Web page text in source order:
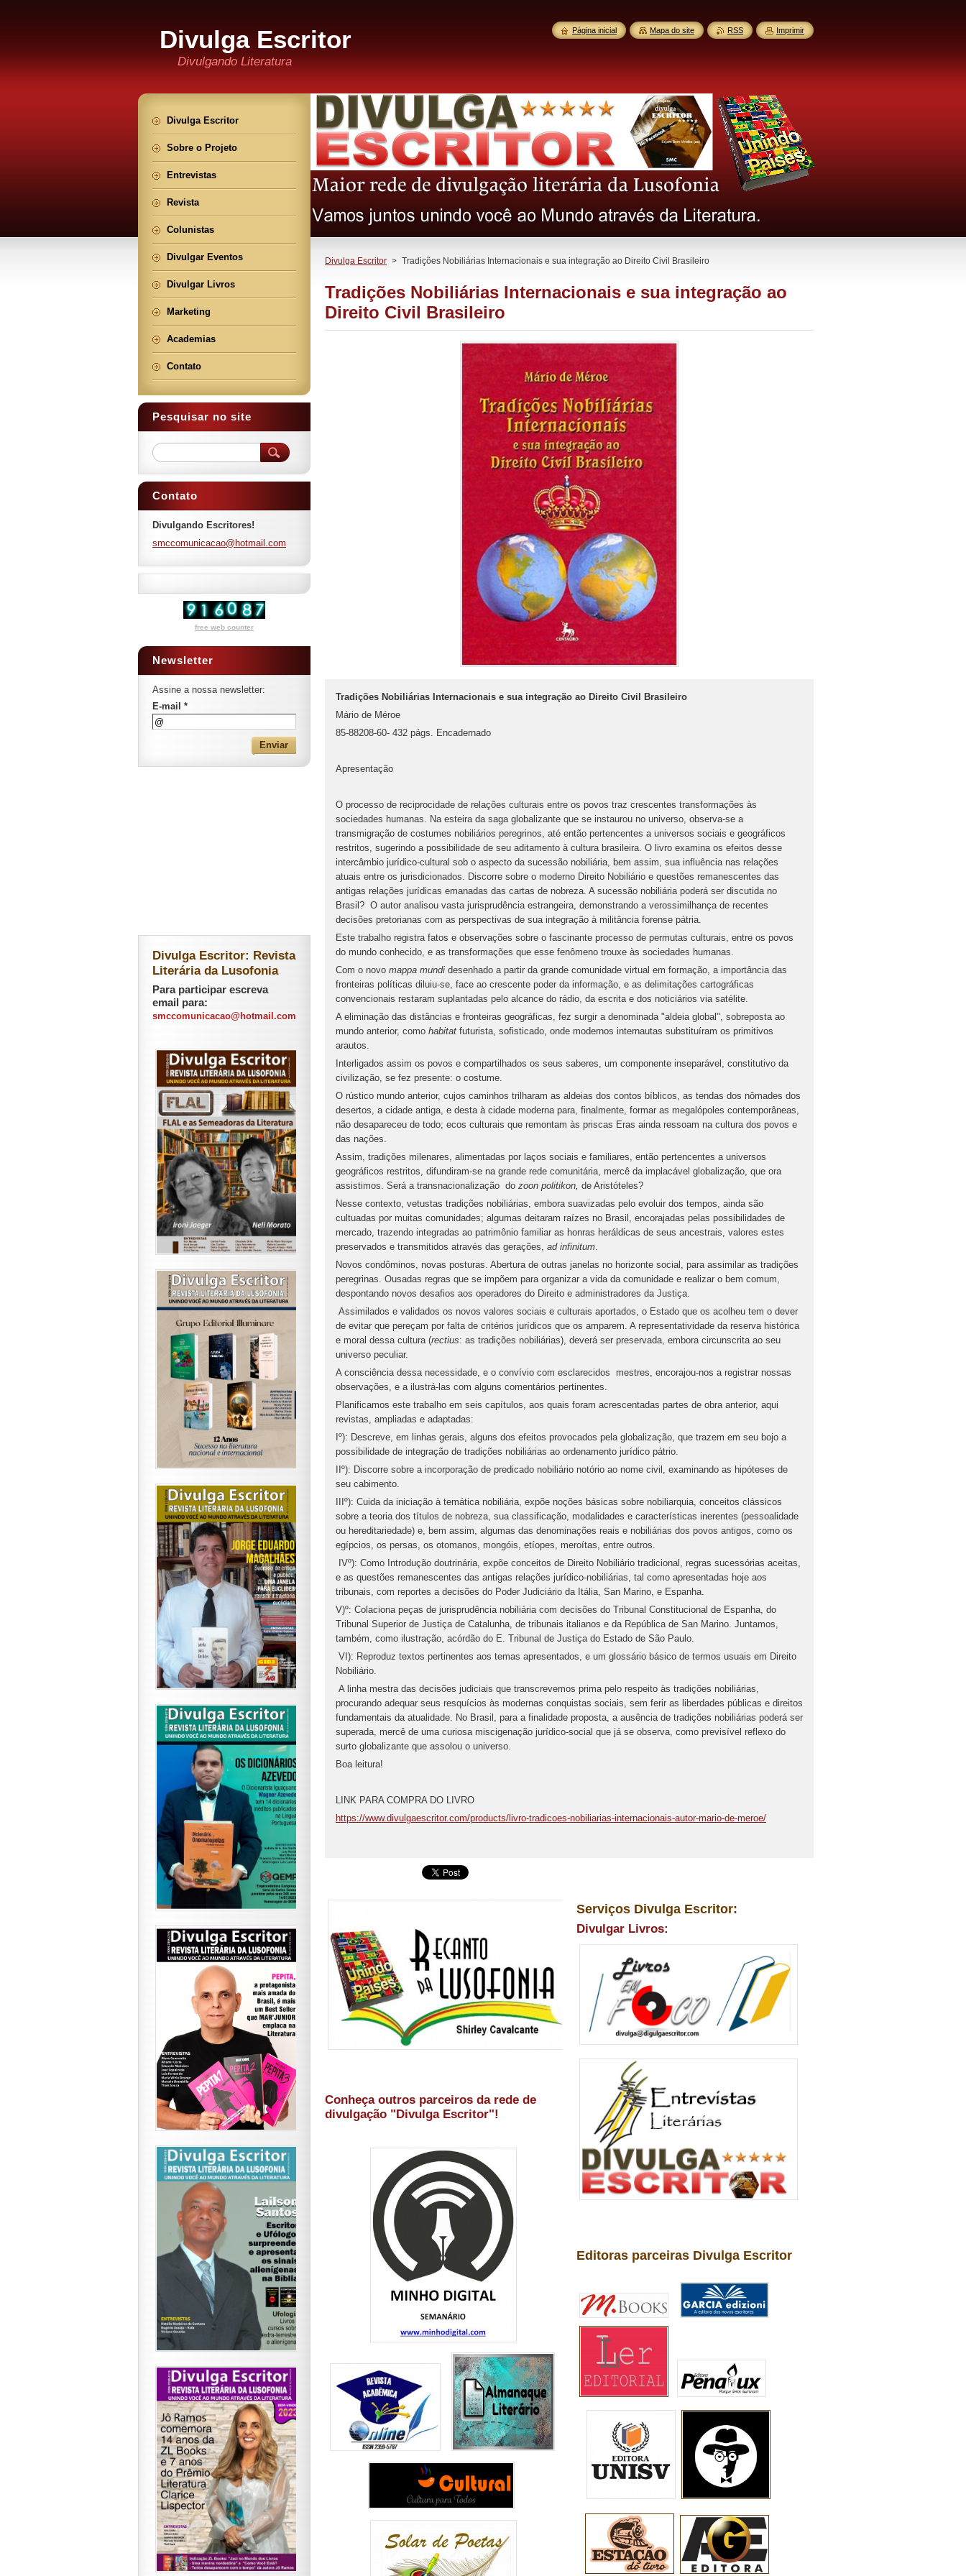
Divulga Escritor
Divulgando Literatura
Divulga Escritor > Tradições Nobiliárias Internacionais e sua integração ao Direito Civil Brasileiro
Tradições Nobiliárias Internacionais e sua integração ao
Direito Civil Brasileiro
Tradições Nobiliárias Internacionais e sua integração ao Direito Civil Brasileiro
Mário de Méroe
85-88208-60- 432 págs. Encadernado
Apresentação
O processo de reciprocidade de relações culturais entre os povos traz crescentes transformações às
sociedades humanas. Na esteira da saga globalizante que se instaurou no universo, observa-se a
transmigração de costumes nobiliários peregrinos, até então pertencentes a universos sociais e geográficos
restritos, sugerindo a possibilidade de seu aditamento à cultura brasileira. O livro examina os efeitos desse
intercâmbio jurídico-cultural sob o aspecto da sucessão nobiliária, bem assim, sua influência nas relações
atuais entre os jurisdicionados. Discorre sobre o moderno Direito Nobiliário e questões remanescentes das
antigas relações jurídicas emanadas das cartas de nobreza. A sucessão nobiliária poderá ser discutida no
Brasil? O autor analisou vasta jurisprudência estrangeira, demonstrando a verossimilhança de recentes
decisões pretorianas com as perspectivas de sua integração à militância forense pátria.
Este trabalho registra fatos e observações sobre o fascinante processo de permutas culturais, entre os povos
do mundo conhecido, e as transformações que esse fenômeno trouxe às sociedades humanas.
Com o novo mappa mundi desenhado a partir da grande comunidade virtual em formação, a importância das
fronteiras políticas diluiu-se, face ao crescente poder da informação, e as delimitações cartográficas
convencionais restaram suplantadas pelo alcance do rádio, da escrita e dos noticiários via satélite.
A eliminação das distâncias e fronteiras geográficas, fez surgir a denominada "aldeia global", sobreposta ao
mundo anterior, como habitat futurista, sofisticado, onde modernos internautas substituíram os primitivos
arautos.
Interligados assim os povos e compartilhados os seus saberes, um componente inseparável, constitutivo da
civilização, se fez presente: o costume.
O rústico mundo anterior, cujos caminhos trilharam as aldeias dos contos bíblicos, as tendas dos nômades dos
desertos, a cidade antiga, e desta à cidade moderna para, finalmente, formar as megalópoles contemporâneas,
não desapareceu de todo; ecos culturais que remontam às priscas Eras ainda ressoam na cultura dos povos e
das nações.
Assim, tradições milenares, alimentadas por laços sociais e familiares, então pertencentes a universos
geográficos restritos, difundiram-se na grande rede comunitária, mercê da implacável globalização, que ora
assistimos. Será a transnacionalização do zoon politikon, de Aristóteles?
Nesse contexto, vetustas tradições nobiliárias, embora suavizadas pelo evoluir dos tempos, ainda são
cultuadas por muitas comunidades; algumas deitaram raízes no Brasil, encorajadas pelas possibilidades de
mercado, trazendo integradas ao patrimônio familiar as honras heráldicas de seus ancestrais, valores estes
preservados e transmitidos através das gerações, ad infinitum.
Novos condôminos, novas posturas. Abertura de outras janelas no horizonte social, para assimilar as tradições
peregrinas. Ousadas regras que se impõem para organizar a vida da comunidade e realizar o bem comum,
despontando novos desafios aos operadores do Direito e administradores da Justiça.
Assimilados e validados os novos valores sociais e culturais aportados, o Estado que os acolheu tem o dever
de evitar que pereçam por falta de critérios jurídicos que os amparem. A representatividade da reserva histórica
e moral dessa cultura (rectius: as tradições nobiliárias), deverá ser preservada, embora circunscrita ao seu
universo peculiar.
A consciência dessa necessidade, e o convívio com esclarecidos mestres, encorajou-nos a registrar nossas
observações, e a ilustrá-las com alguns comentários pertinentes.
Planificamos este trabalho em seis capítulos, aos quais foram acrescentadas partes de obra anterior, aqui
revistas, ampliadas e adaptadas:
Iº): Descreve, em linhas gerais, alguns dos efeitos provocados pela globalização, que trazem em seu bojo a
possibilidade de integração de tradições nobiliárias ao ordenamento jurídico pátrio.
IIº): Discorre sobre a incorporação de predicado nobiliário notório ao nome civil, examinando as hipóteses de
seu cabimento.
IIIº): Cuida da iniciação à temática nobiliária, expõe noções básicas sobre nobiliarquia, conceitos clássicos
sobre a teoria dos títulos de nobreza, sua classificação, modalidades e características inerentes (pessoalidade
ou hereditariedade) e, bem assim, algumas das denominações reais e nobiliárias dos povos antigos, como os
egípcios, os persas, os otomanos, mongóis, etíopes, meroítas, entre outros.
IVº): Como Introdução doutrinária, expõe conceitos de Direito Nobiliário tradicional, regras sucessórias aceitas,
e as questões remanescentes das antigas relações jurídico-nobiliárias, tal como apresentadas hoje aos
tribunais, com reportes a decisões do Poder Judiciário da Itália, San Marino, e Espanha.
V)º: Colaciona peças de jurisprudência nobiliária com decisões do Tribunal Constitucional de Espanha, do
Tribunal Superior de Justiça de Catalunha, de tribunais italianos e da República de San Marino. Juntamos,
também, como ilustração, acórdão do E. Tribunal de Justiça do Estado de São Paulo.
VI): Reproduz textos pertinentes aos temas apresentados, e um glossário básico de termos usuais em Direito
Nobiliário.
A linha mestra das decisões judiciais que transcrevemos prima pelo respeito às tradições nobiliárias,
procurando adequar seus resquícios às modernas conquistas sociais, sem ferir as liberdades públicas e direitos
fundamentais da atualidade. No Brasil, para a finalidade proposta, a ausência de tradições nobiliárias poderá ser
superada, mercê de uma curiosa miscigenação jurídico-social que já se observa, como previsível reflexo do
surto globalizante que assolou o universo.
Boa leitura!
LINK PARA COMPRA DO LIVRO
https://www.divulgaescritor.com/products/livro-tradicoes-nobiliarias-internacionais-autor-mario-de-meroe/
Conheça outros parceiros da rede de
divulgação "Divulga Escritor"!
Serviços Divulga Escritor:
Divulgar Livros:
Editoras parceiras Divulga Escritor
Divulga Escritor
Sobre o Projeto
Entrevistas
Revista
Colunistas
Divulgar Eventos
Divulgar Livros
Marketing
Academias
Contato
Pesquisar no site
Contato
Divulgando Escritores!
smccomunicacao@hotmail.com
free web counter
Newsletter
Assine a nossa newsletter:
E-mail *
Divulga Escritor: Revista
Literária da Lusofonia
Para participar escreva
email para:
smccomunicacao@hotmail.com
Página inicial Mapa do site RSS Imprimir